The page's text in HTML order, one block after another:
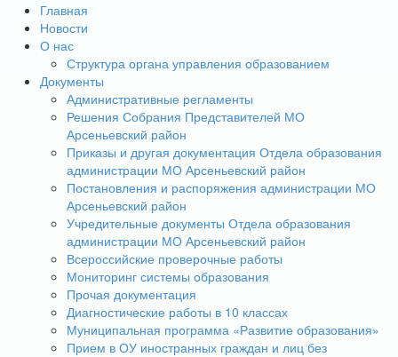
Главная
Новости
О нас
Структура органа управления образованием
Документы
Административные регламенты
Решения Собрания Представителей МО
Арсеньевский район
Приказы и другая документация Отдела образования
администрации МО Арсеньевский район
Постановления и распоряжения администрации МО
Арсеньевский район
Учредительные документы Отдела образования
администрации МО Арсеньевский район
Всероссийские проверочные работы
Мониторинг системы образования
Прочая документация
Диагностические работы в 10 классах
Муниципальная программа «Развитие образования»
Прием в ОУ иностранных граждан и лиц без